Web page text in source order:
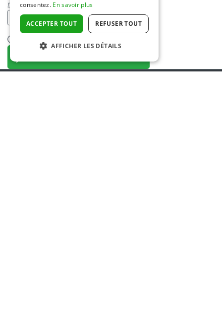
D'autres collectes de fonds dans
Feu
consentez. En savoir plus
ACCEPTER TOUT REFUSER TOUT
AFFICHER LES DÉTAILS